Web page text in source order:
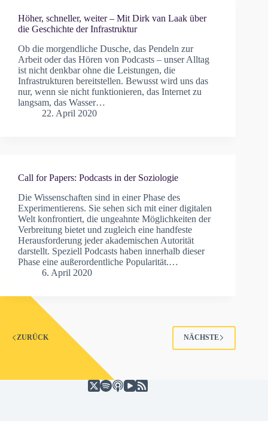
Höher, schneller, weiter – Mit Dirk van Laak über
die Geschichte der Infrastruktur
Ob die morgendliche Dusche, das Pendeln zur
Arbeit oder das Hören von Podcasts – unser Alltag
ist nicht denkbar ohne die Leistungen, die
Infrastrukturen bereitstellen. Bewusst wird uns das
nur, wenn sie nicht funktionieren, das Internet zu
langsam, das Wasser…
22. April 2020
Call for Papers: Podcasts in der Soziologie
Die Wissenschaften sind in einer Phase des
Experimentierens. Sie sehen sich mit einer digitalen
Welt konfrontiert, die ungeahnte Möglichkeiten der
Verbreitung bietet und zugleich eine handfeste
Herausforderung jeder akademischen Autorität
darstellt. Speziell Podcasts haben innerhalb dieser
Phase eine außerordentliche Popularität.…
6. April 2020
ZURÜCK NÄCHSTE